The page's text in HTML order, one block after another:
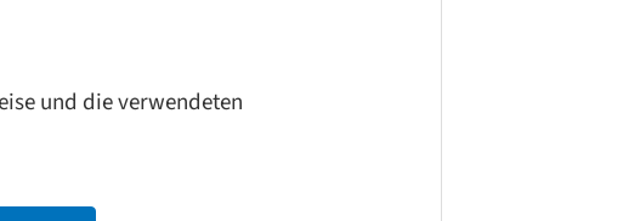
und die verwendeten